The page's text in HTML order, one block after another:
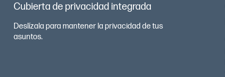
Cubierta de privacidad integrada
Deslízala para mantener la privacidad de tus
asuntos.